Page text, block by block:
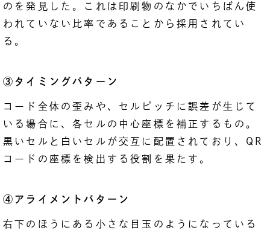
のを発見した。これは印刷物のなかでいちばん使
われていない比率であることから採用されてい
る。
③タイミングパターン
コード全体の歪みや、セルピッチに誤差が生じて
いる場合に、各セルの中心座標を補正するもの。
黒いセルと白いセルが交互に配置されており、QR
コードの座標を検出する役割を果たす。
④アライメントパターン
右下のほうにある小さな目玉のようになっている